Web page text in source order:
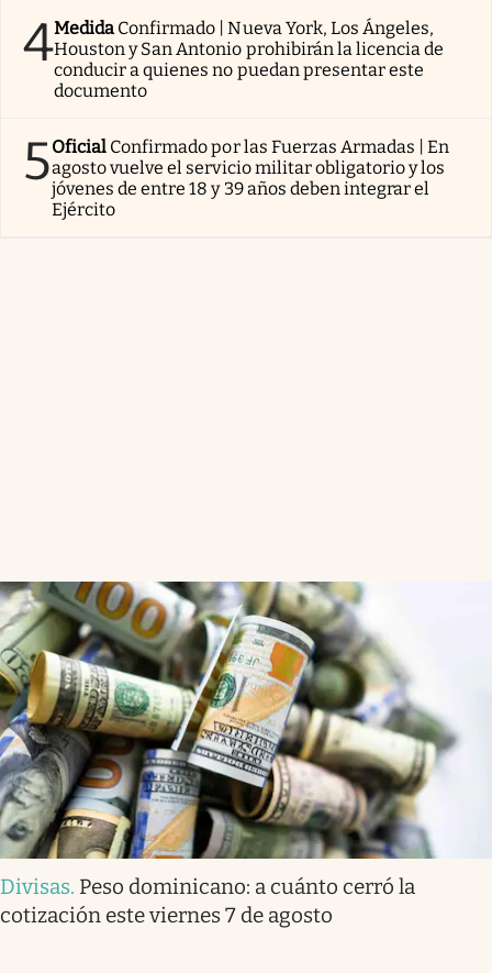
4Medida Confirmado | Nueva York, Los Ángeles,
Houston y San Antonio prohibirán la licencia de
conducir a quienes no puedan presentar este
documento
5Oficial Confirmado por las Fuerzas Armadas | En
agosto vuelve el servicio militar obligatorio y los
jóvenes de entre 18 y 39 años deben integrar el
Ejército
Divisas. Peso dominicano: a cuánto cerró la
cotización este viernes 7 de agosto